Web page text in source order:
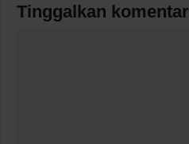
Tinggalkan komentar